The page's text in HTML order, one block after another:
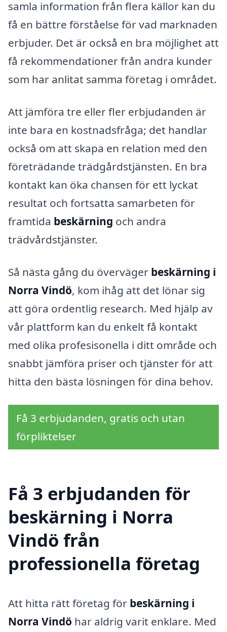
samla information från flera källor kan du
få en bättre förståelse för vad marknaden
erbjuder. Det är också en bra möjlighet att
få rekommendationer från andra kunder
som har anlitat samma företag i området.
Att jämföra tre eller fler erbjudanden är
inte bara en kostnadsfråga; det handlar
också om att skapa en relation med den
företrädande trädgårdstjänsten. En bra
kontakt kan öka chansen för ett lyckat
resultat och fortsatta samarbeten för
framtida beskärning och andra
trädvårdstjänster.
Så nästa gång du överväger beskärning i
Norra Vindö, kom ihåg att det lönar sig
att göra ordentlig research. Med hjälp av
vår plattform kan du enkelt få kontakt
med olika profesisonella i ditt område och
snabbt jämföra priser och tjänster för att
hitta den bästa lösningen för dina behov.
Få 3 erbjudanden, gratis och utan
förpliktelser
Få 3 erbjudanden för
beskärning i Norra
Vindö från
professionella företag
Att hitta rätt företag för beskärning i
Norra Vindö har aldrig varit enklare. Med